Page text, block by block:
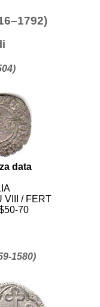
data
VIII / FERT
70
1580)